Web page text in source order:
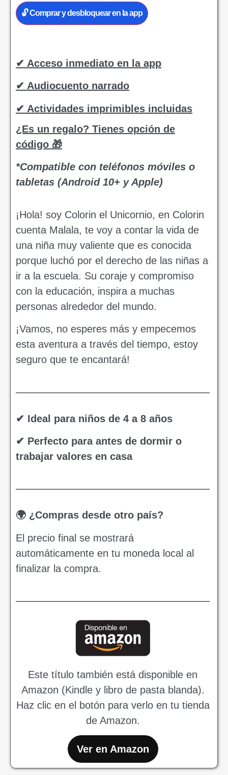
🔓 Comprar y desbloquear en la app
✔ Acceso inmediato en la app
✔ Audiocuento narrado
✔ Actividades imprimibles incluidas
¿Es un regalo? Tienes opción de
código 🎁
*Compatible con teléfonos móviles o
tabletas (Android 10+ y Apple)
¡Hola! soy Colorin el Unicornio, en Colorin
cuenta Malala, te voy a contar la vida de
una niña muy valiente que es conocida
porque luchó por el derecho de las niñas a
ir a la escuela. Su coraje y compromiso
con la educación, inspira a muchas
personas alrededor del mundo.
¡Vamos, no esperes más y empecemos
esta aventura a través del tiempo, estoy
seguro que te encantará!
✔ Ideal para niños de 4 a 8 años
✔ Perfecto para antes de dormir o
trabajar valores en casa
🌍 ¿Compras desde otro país?
El precio final se mostrará
automáticamente en tu moneda local al
finalizar la compra.
Este título también está disponible en
Amazon (Kindle y libro de pasta blanda).
Haz clic en el botón para verlo en tu tienda
de Amazon.
Ver en Amazon